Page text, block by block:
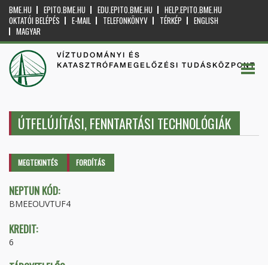
BME.HU EPITO.BME.HU EDU.EPITO.BME.HU
HELP.EPITO.BME.HU
OKTATÓI BELÉPÉS
E-MAIL TELEFONKÖNYV TÉRKÉP
ENGLISH
MAGYAR
VÍZTUDOMÁNYI ÉS
KATASZTRÓFAMEGELŐZÉSI TUDÁSKÖZPONT
ÚTFELÚJÍTÁSI, FENNTARTÁSI TECHNOLÓGIÁK
Elsődleges fülek
MEGTEKINTÉS (AKTÍVFORDÍTÁS
NEPTUN KÓD:
BMEEOUVTUF4
KREDIT:
6